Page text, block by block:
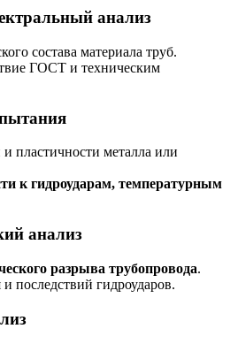
анализ
состава материала труб.
ГОСТ и техническим
пластичности металла или
к гидроударам, температурным
анализ
разрыва трубопровода.
последствий гидроударов.